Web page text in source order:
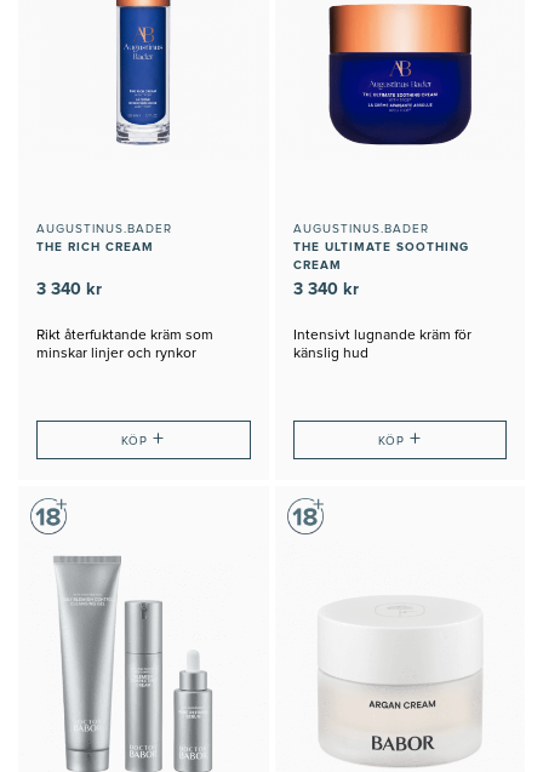
AUGUSTINUS.BADER
THE RICH CREAM
3 340 kr
Rikt återfuktande kräm som
minskar linjer och rynkor
KÖP+
AUGUSTINUS.BADER
THE ULTIMATE SOOTHING
CREAM
3 340 kr
Intensivt lugnande kräm för
känslig hud
KÖP +